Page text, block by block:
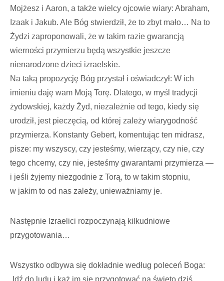
Mojżesz i Aaron, a także wielcy ojcowie wiary: Abraham,
Izaak i Jakub. Ale Bóg stwierdził, że to zbyt mało… Na to
Żydzi zaproponowali, że w takim razie gwarancją
wierności przymierzu będą wszystkie jeszcze
nienarodzone dzieci izraelskie.
Na taką propozycję Bóg przystał i oświadczył: W ich
imieniu daję wam Moją Torę. Dlatego, w myśl tradycji
żydowskiej, każdy Żyd, niezależnie od tego, kiedy się
urodził, jest pieczęcią, od której zależy wiarygodność
przymierza. Konstanty Gebert, komentując ten midrasz,
pisze: my wszyscy, czy jesteśmy, wierzący, czy nie, czy
tego chcemy, czy nie, jesteśmy gwarantami przymierza —
i jeśli żyjemy niezgodnie z Torą, to w takim stopniu,
w jakim to od nas zależy, unieważniamy je.
Następnie Izraelici rozpoczynają kilkudniowe
przygotowania…
Wszystko odbywa się dokładnie według poleceń Boga: